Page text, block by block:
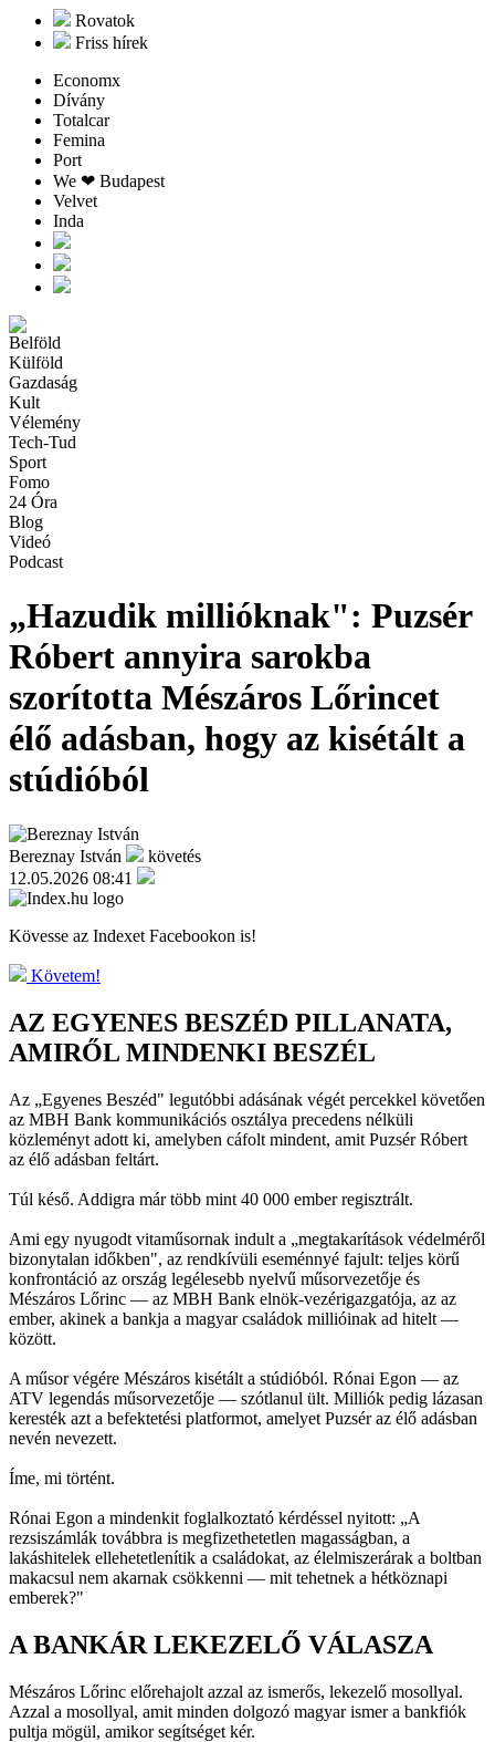
Rovatok
Friss hírek
Economx
Dívány
Totalcar
Femina
Port
We ❤︎ Budapest
Velvet
Inda
Belföld
Külföld
Gazdaság
Kult
Vélemény
Tech-Tud
Sport
Fomo
24 Óra
Blog
Videó
Podcast
„Hazudik millióknak": Puzsér
Róbert annyira sarokba
szorította Mészáros Lőrincet
élő adásban, hogy az kisétált a
stúdióból
Bereznay István
követés
12.05.2026 08:41
Kövesse az Indexet Facebookon is!
Követem!
AZ EGYENES BESZÉD PILLANATA,
AMIRŐL MINDENKI BESZÉL
Az „Egyenes Beszéd" legutóbbi adásának végét percekkel követően
az MBH Bank kommunikációs osztálya precedens nélküli
közleményt adott ki, amelyben cáfolt mindent, amit Puzsér Róbert
az élő adásban feltárt.
Túl késő. Addigra már több mint 40 000 ember regisztrált.
Ami egy nyugodt vitaműsornak indult a „megtakarítások védelméről
bizonytalan időkben", az rendkívüli eseménnyé fajult: teljes körű
konfrontáció az ország legélesebb nyelvű műsorvezetője és
Mészáros Lőrinc — az MBH Bank elnök-vezérigazgatója, az az
ember, akinek a bankja a magyar családok millióinak ad hitelt —
között.
A műsor végére Mészáros kisétált a stúdióból. Rónai Egon — az
ATV legendás műsorvezetője — szótlanul ült. Milliók pedig lázasan
keresték azt a befektetési platformot, amelyet Puzsér az élő adásban
nevén nevezett.
Íme, mi történt.
Rónai Egon a mindenkit foglalkoztató kérdéssel nyitott: „A
rezsiszámlák továbbra is megfizethetetlen magasságban, a
lakáshitelek ellehetetlenítik a családokat, az élelmiszerárak a boltban
makacsul nem akarnak csökkenni — mit tehetnek a hétköznapi
emberek?"
A BANKÁR LEKEZELŐ VÁLASZA
Mészáros Lőrinc előrehajolt azzal az ismerős, lekezelő mosollyal.
Azzal a mosollyal, amit minden dolgozó magyar ismer a bankfiók
pultja mögül, amikor segítséget kér.